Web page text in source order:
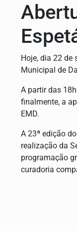
Hoje, dia 22 de
Municipal de
A partir das
finalmente, a
EMD.
A 23ª edição
realização da
programação
curadoria